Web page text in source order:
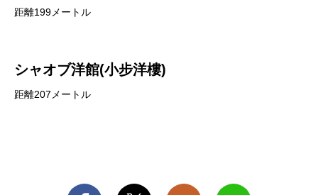
距離199メートル
シャオブ洋館(小步洋樓)
距離207メートル